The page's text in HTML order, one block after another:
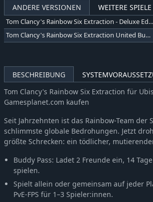
ANDERE VERSIONEN WEITERE
Tom Clancy's Rainbow Six Extraction - Deluxe Edition
Tom Clancy's Rainbow Six Extraction United Bundle
BESCHREIBUNG
Tom Clancy's Rainbow Six Extraction für
Gamesplanet.com kaufen
Seit Jahrzehnten ist das Rainbow-Team der
schlimmste globale Bedrohungen. Jetzt
größte Schrecken: ein tödlicher,
Buddy Pass: Ladet 2 Freunde ein, 14 Tage
spielen.
Spielt allein oder gemeinsam auf jeder
PvE-FPS für 1–3 Spieler:innen.